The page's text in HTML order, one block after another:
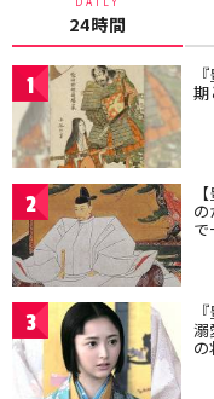
24時間
1 期
2 の
で
3 溺
の